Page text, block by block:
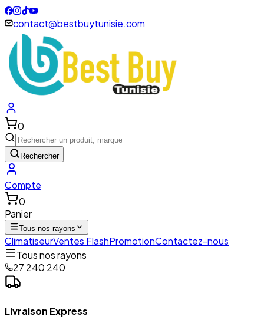
contact@bestbuytunisie.com
0
Rechercher
Compte
0
Panier
Tous nos rayons
ClimatiseurVentes FlashPromotionContactez-nous
Tous nos rayons
27 240 240
Livraison Express